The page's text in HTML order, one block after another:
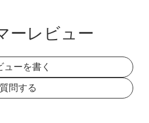
ーレビュー
ューを書く
質問する